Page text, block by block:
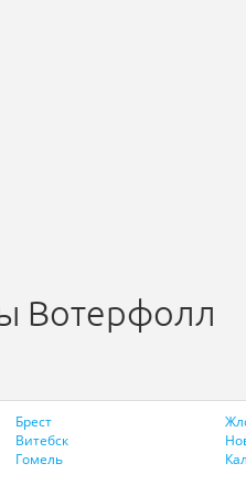
Вотерфолл
Брест
Витебск
Гомель